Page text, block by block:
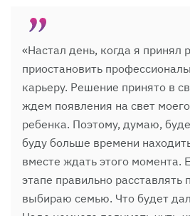
«Настал день, когда я принял
приостановить
карьеру. Решение принято в
ждем появления на свет
ребенка. Поэтому, думаю,
буду больше времени
вместе ждать этого момента.
этапе правильно расставлять
выбираю семью. Что будет